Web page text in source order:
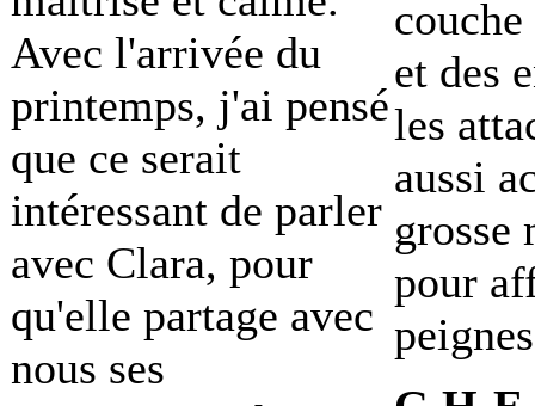
Avec l'arrivée du
printemps, j'ai pensé
que ce serait
intéressant de parler
avec Clara, pour
qu'elle partage avec
nous ses
et des
les
aussi
grosse
pour